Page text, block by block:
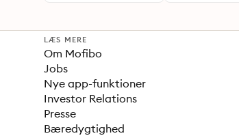
LÆS MERE
Om Mofibo
Jobs
Nye app-funktioner
Investor Relations
Presse
Bæredygtighed